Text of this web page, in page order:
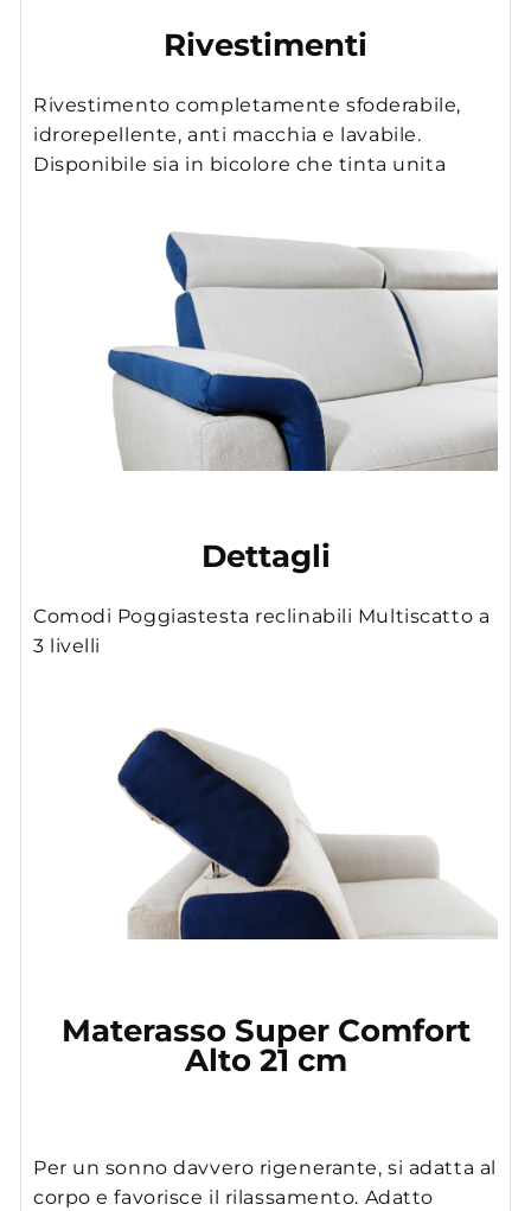
Rivestimenti
Rivestimento completamente sfoderabile,
idrorepellente, anti macchia e lavabile.
Disponibile sia in bicolore che tinta unita
Dettagli
Comodi Poggiastesta reclinabili Multiscatto a
3 livelli
Materasso Super Comfort
Alto 21 cm
Per un sonno davvero rigenerante, si adatta al
corpo e favorisce il rilassamento. Adatto